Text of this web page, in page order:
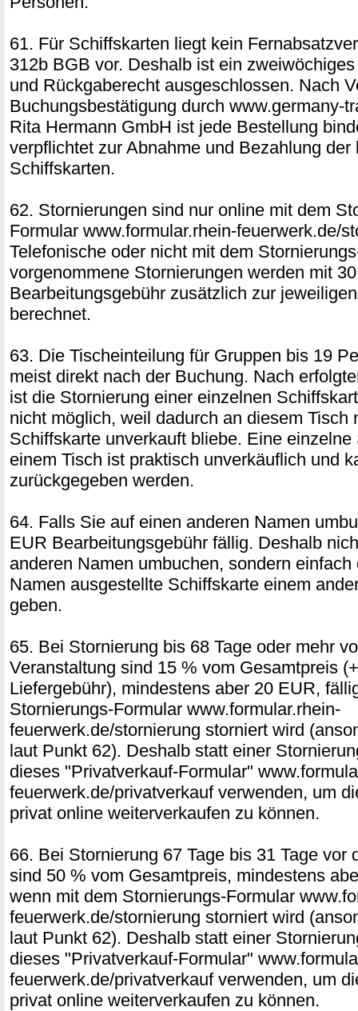
61. Für Schiffskarten liegt kein
312b BGB vor. Deshalb ist ein
und Rückgaberecht ausgeschlossen. Nach
Buchungsbestätigung durch www.germany-
Rita Hermann GmbH ist jede Bestellung
verpflichtet zur Abnahme und Bezahlung der
Schiffskarten.
62. Stornierungen sind nur online mit dem
Formular www.formular.rhein-feuerwerk.de/
Telefonische oder nicht mit dem
vorgenommene Stornierungen werden mit
Bearbeitungsgebühr zusätzlich zur
berechnet.
63. Die Tischeinteilung für Gruppen bis 19
meist direkt nach der Buchung. Nach
ist die Stornierung einer einzelnen
nicht möglich, weil dadurch an diesem Tisch
Schiffskarte unverkauft bliebe. Eine
einem Tisch ist praktisch unverkäuflich und
zurückgegeben werden.
64. Falls Sie auf einen anderen Namen
EUR Bearbeitungsgebühr fällig. Deshalb
anderen Namen umbuchen, sondern einfach
Namen ausgestellte Schiffskarte einem
geben.
65. Bei Stornierung bis 68 Tage oder mehr
Veranstaltung sind 15 % vom Gesamtpreis
Liefergebühr), mindestens aber 20 EUR,
Stornierungs-Formular www.formular.rhein-
feuerwerk.de/stornierung storniert wird
laut Punkt 62). Deshalb statt einer
dieses "Privatverkauf-Formular"
feuerwerk.de/privatverkauf verwenden, um
privat online weiterverkaufen zu können.
66. Bei Stornierung 67 Tage bis 31 Tage vor
sind 50 % vom Gesamtpreis, mindestens
wenn mit dem Stornierungs-Formular
feuerwerk.de/stornierung storniert wird
laut Punkt 62). Deshalb statt einer
dieses "Privatverkauf-Formular"
feuerwerk.de/privatverkauf verwenden, um
privat online weiterverkaufen zu können.